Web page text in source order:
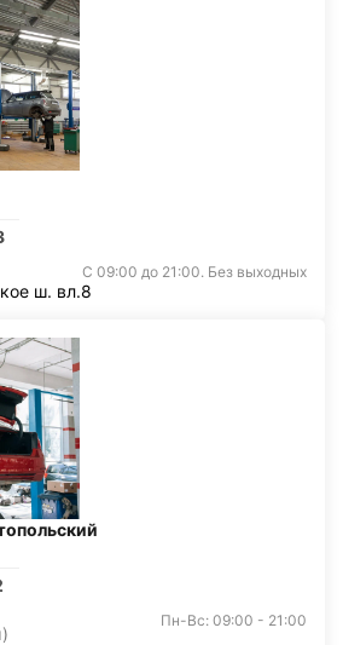
С 09:00 до 21:00. Без выходных
ш. вл.8
Пн-Вс: 09:00 - 21:00